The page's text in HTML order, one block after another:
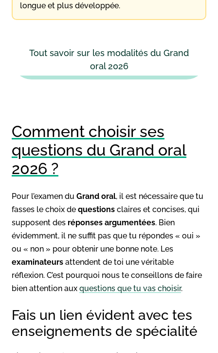
longue et plus développée.
Tout savoir sur les modalités du Grand
oral 2026
Comment choisir ses
questions du Grand oral
2026 ?
Pour l’examen du Grand oral, il est nécessaire que tu
fasses le choix de questions claires et concises, qui
supposent des réponses argumentées. Bien
évidemment, il ne suffit pas que tu répondes « oui »
ou « non » pour obtenir une bonne note. Les
examinateurs attendent de toi une véritable
réflexion. C’est pourquoi nous te conseillons de faire
bien attention aux questions que tu vas choisir.
Fais un lien évident avec tes
enseignements de spécialité